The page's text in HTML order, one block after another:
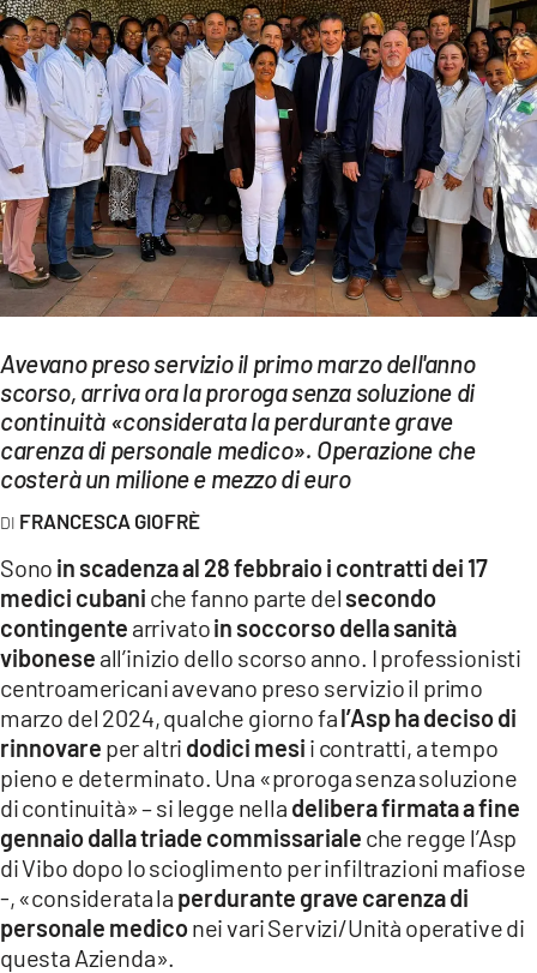
CULTURA
ECONOMIA E LAVORO
EVENTI
SPORT
Streaming
LAC TV
LAC ONAIR
LaC
Network
LACPLAY.IT
LACTV.IT
LACONAIR.IT
LACITYMAG.IT
ILREGGINO.IT
COSENZACHANNEL.IT
ILVIBONESE.IT
CATANZAROCHANNEL.IT
LACAPITALENEWS.IT
Avevano preso servizio il primo marzo dell'anno
scorso, arriva ora la proroga senza soluzione di
continuità «considerata la perdurante grave
carenza di personale medico». Operazione che
costerà un milione e mezzo di euro
FRANCESCA GIOFRÈ
Sono in scadenza al 28 febbraio i contratti dei 17
medici cubani che fanno parte del secondo
contingente arrivatoin soccorso della sanità
vibonese all’inizio dello scorso anno. I professionisti
centroamericani avevano preso servizio il primo
marzo del 2024, qualche giorno fal’Asp ha deciso di
rinnovare per altri dodici mesi i contratti, a tempo
pieno e determinato. Una «proroga senza soluzione
di continuità» – si legge nella delibera firmata a fine
gennaio dalla triade commissariale che regge l’Asp
di Vibo dopo lo scioglimento per infiltrazioni mafiose
-, «considerata la perdurante grave carenza di
personale mediconei vari Servizi/Unità operative di
questa Azienda».